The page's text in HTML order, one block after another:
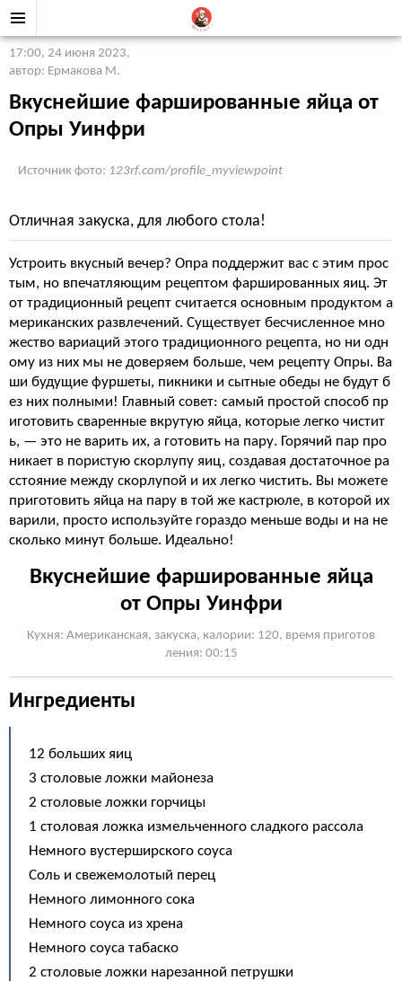
17:00, 24 июня 2023,
автор: Ермакова М.
Вкуснейшие фаршированные яйца от
Опры Уинфри
Источник фото: 123rf.com/profile_myviewpoint
Отличная закуска, для любого стола!
Устроить вкусный вечер? Опра поддержит вас с этим прос
тым, но впечатляющим рецептом фаршированных яиц. Эт
от традиционный рецепт считается основным продуктом а
мериканских развлечений. Существует бесчисленное мно
жество вариаций этого традиционного рецепта, но ни одн
ому из них мы не доверяем больше, чем рецепту Опры. Ва
ши будущие фуршеты, пикники и сытные обеды не будут б
ез них полными! Главный совет: самый простой способ пр
иготовить сваренные вкрутую яйца, которые легко чистит
ь, — это не варить их, а готовить на пару. Горячий пар про
никает в пористую скорлупу яиц, создавая достаточное ра
сстояние между скорлупой и их легко чистить. Вы можете
приготовить яйца на пару в той же кастрюле, в которой их
варили, просто используйте гораздо меньше воды и на не
сколько минут больше. Идеально!
Вкуснейшие фаршированные яйца
от Опры Уинфри
Кухня: Американская, закуска, калории: 120, время приготов
ления: 00:15
Ингредиенты
12 больших яиц
3 столовые ложки майонеза
2 столовые ложки горчицы
1 столовая ложка измельченного сладкого рассола
Немного вустерширского соуса
Соль и свежемолотый перец
Немного лимонного сока
Немного соуса из хрена
Немного соуса табаско
2 столовые ложки нарезанной петрушки